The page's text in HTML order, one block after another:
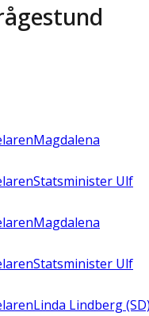
Magdalena
Statsminister Ulf
Magdalena
Statsminister Ulf
Linda Lindberg